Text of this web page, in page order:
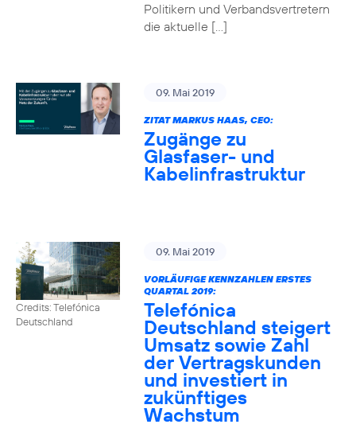
Politikern und Verbandsvertretern
die aktuelle […]
09. Mai 2019
ZITAT MARKUS HAAS, CEO:
Zugänge zu
Glasfaser- und
Kabelinfrastruktur
Credits: Telefónica
Deutschland
09. Mai 2019
VORLÄUFIGE KENNZAHLEN ERSTES
QUARTAL 2019:
Telefónica
Deutschland steigert
Umsatz sowie Zahl
der Vertragskunden
und investiert in
zukünftiges
Wachstum